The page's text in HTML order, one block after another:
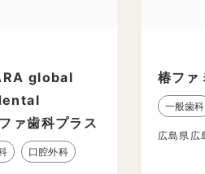
global
ァ歯科プラス
口腔外科
椿ファ
一般歯科
広島県広